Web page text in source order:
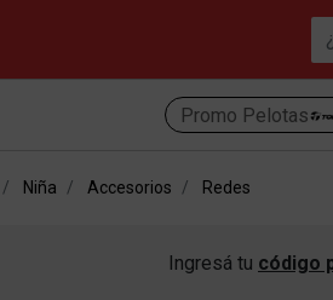
Promo Pelotas
Niña Accesorios Redes
Ingresá tu código